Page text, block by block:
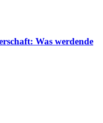
Was werdende